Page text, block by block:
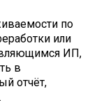
по
или
ИП,
в
отчёт,